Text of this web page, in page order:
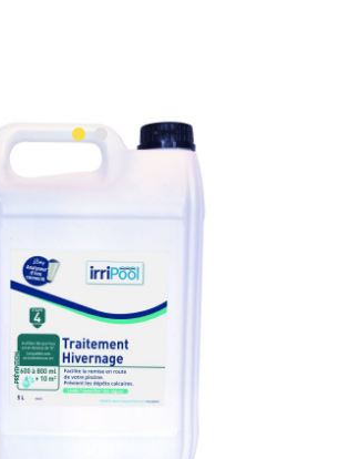
5 litres IRRIPOOL
au panier